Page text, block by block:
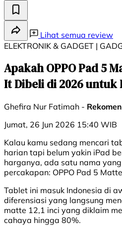
Lihat semua review
ELEKTRONIK & GADGET |
Apakah OPPO Pad 5
It Dibeli di 2026 untuk
Ghefira Nur Fatimah -
Jumat, 26 Jun 2026 15:40 WIB
Kalau kamu sedang mencari
harian tapi belum yakin iPad
harganya, ada satu nama
percakapan: OPPO Pad 5
Tablet ini masuk Indonesia di
diferensiasi yang langsung
matte 12,1 inci yang diklaim
cahaya hingga 80%.